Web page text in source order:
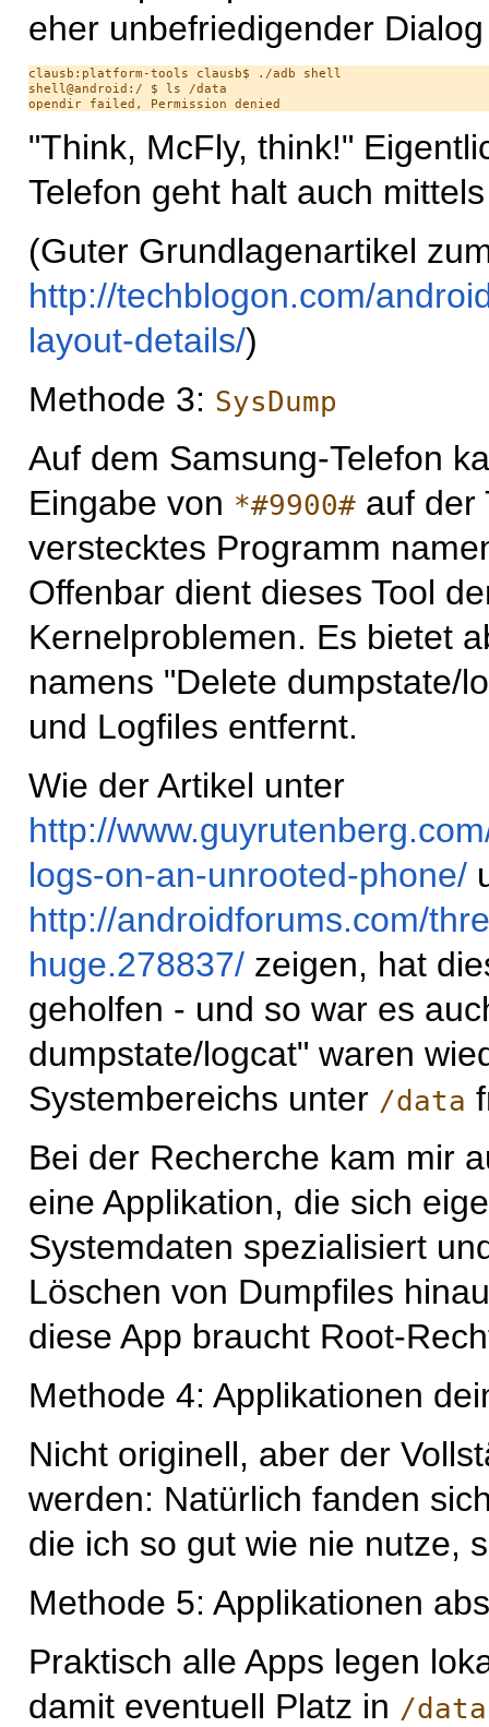
eher unbefriedigender
clausb:platform-tools clausb$ ./adb shell
shell@android:/ $ ls /data
"Think, McFly, think!"
Telefon geht halt auch
(Guter Grundlagenartikel
http://techblogon.com/
layout-details/)
Methode 3: SysDump
Auf dem Samsung-Telefon
Eingabe von *#9900# auf der
verstecktes Programm
Offenbar dient dieses Tool
Kernelproblemen. Es bietet
namens "Delete dumpstate/
und Logfiles entfernt.
Wie der Artikel unter
http://
logs-on-an-unrooted-phone/
http://androidforums.com/
huge.278837/ zeigen, hat
geholfen - und so war es
dumpstate/logcat" waren
Systembereichs unter /data
Bei der Recherche kam mir
eine Applikation, die sich
Systemdaten spezialisiert
Löschen von Dumpfiles
diese App braucht Root-
Methode 4: Applikationen
Nicht originell, aber der
werden: Natürlich fanden
die ich so gut wie nie nutze,
Methode 5: Applikationen
Praktisch alle Apps legen
damit eventuell Platz in /data